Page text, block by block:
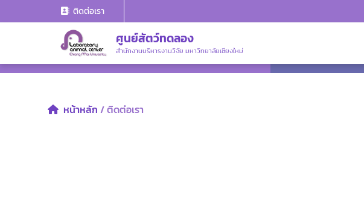
ติดต่อเรา
ศูนย์สัตว์ทดลอง
สำนักงานบริหารงานวิจัย มหาวิทยาลัยเชียงใหม่
หน้าหลัก / ติดต่อเรา